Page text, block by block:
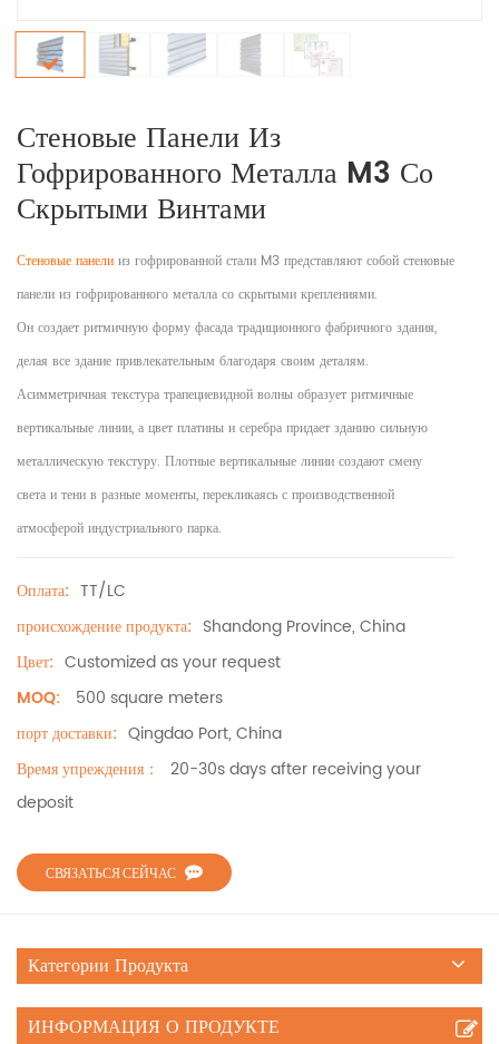
Стеновые Панели Из
Гофрированного Металла M3 Со
Скрытыми Винтами
Стеновые панели из гофрированной стали M3 представляют собой стеновые
панели из гофрированного металла со скрытыми креплениями.
Он создает ритмичную форму фасада традиционного фабричного здания,
делая все здание привлекательным благодаря своим деталям.
Асимметричная текстура трапециевидной волны образует ритмичные
вертикальные линии, а цвет платины и серебра придает зданию сильную
металлическую текстуру. Плотные вертикальные линии создают смену
света и тени в разные моменты, перекликаясь с производственной
атмосферой индустриального парка.
Оплата: TT/LC
происхождение продукта: Shandong Province, China
Цвет: Customized as your request
MOQ:
500 square meters
порт доставки: Qingdao Port, China
Время упреждения：
20-30s days after receiving your
deposit
СВЯЗАТЬСЯ СЕЙЧАС
Категории Продукта
ИНФОРМАЦИЯ О ПРОДУКТЕ